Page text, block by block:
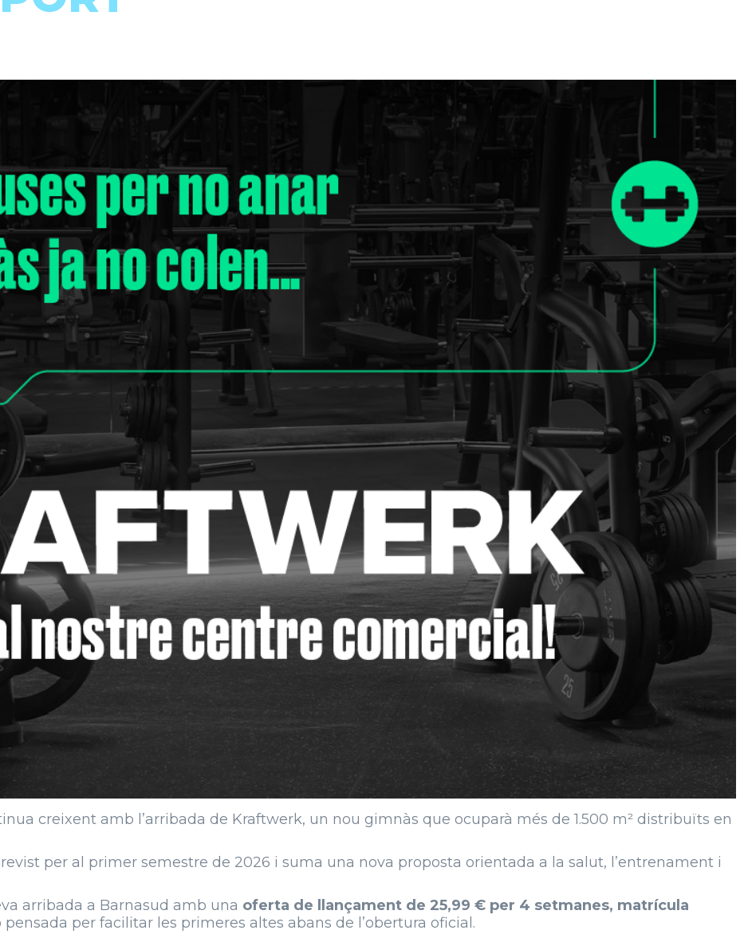
creixent amb l’arribada de Kraftwerk, un nou gimnàs que ocuparà més de 1.500 m² distribuïts en
per al primer semestre de 2026 i suma una nova proposta orientada a la salut, l’entrenament i
arribada a Barnasud amb una oferta de llançament de 25,99 € per 4 setmanes, matrícula
per facilitar les primeres altes abans de l’obertura oficial.